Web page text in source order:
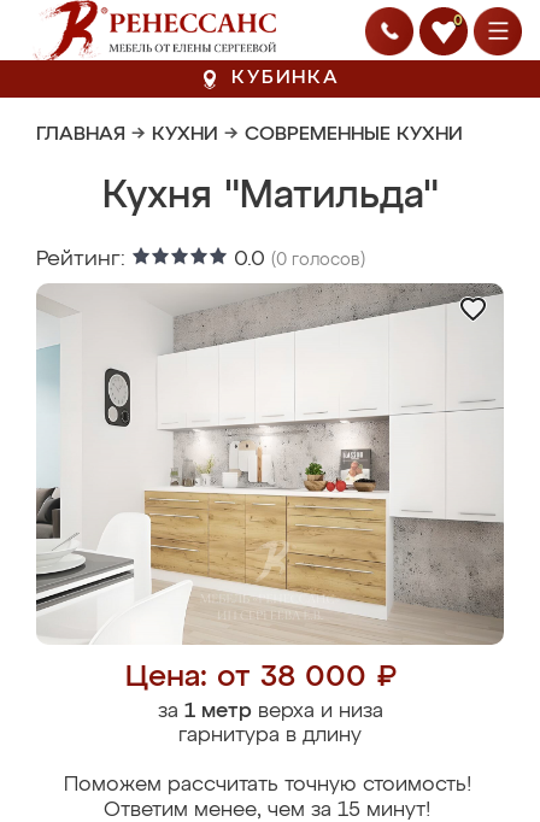
0
КУБИНКА
ГЛАВНАЯ → КУХНИ → СОВРЕМЕННЫЕ КУХНИ
Кухня "Матильда"
Рейтинг: 0.0 (0 голосов)
Цена: от 38 000 ₽
за 1 метрверха и низа
гарнитура в длину
Поможем рассчитать точную стоимость!
Ответим менее, чем за 15 минут!